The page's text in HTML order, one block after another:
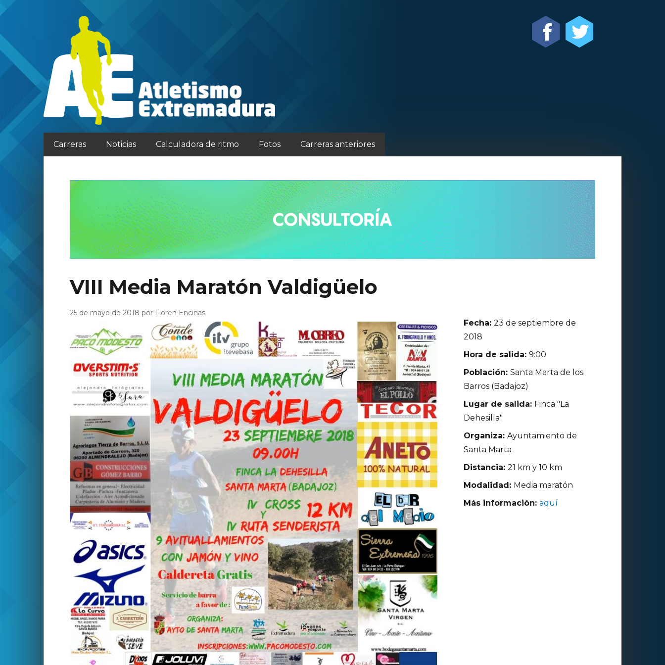
Carreras Noticias Calculadora de ritmo Fotos Carreras anteriores
VIII Media Maratón Valdigüelo
25 de mayo de 2018 por Floren Encinas
Fecha:23 de septiembre de
2018
Hora de salida:9:00
Población:Santa Marta de los
Barros (Badajoz)
Lugar de salida: Finca "La
Dehesilla"
Organiza:Ayuntamiento de
Santa Marta
Distancia:21 km y 10 km
Modalidad: Media maratón
Más información:aquí